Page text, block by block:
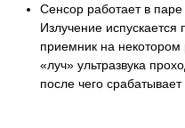
Сенсор работает в
Излучение
приемник на некотором
«луч» ультразвука
после чего